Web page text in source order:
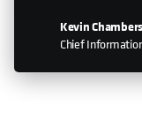
John Murphy
Senior Director IT